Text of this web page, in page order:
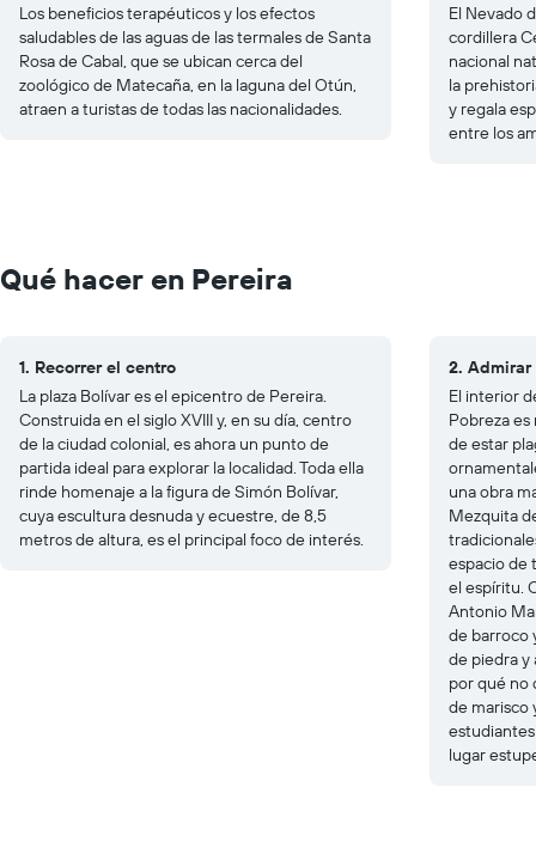
Los beneficios terapéuticos y los efectos
saludables de las aguas de las termales de Santa
Rosa de Cabal, que se ubican cerca del
zoológico de Matecaña, en la laguna del Otún,
atraen a turistas de todas las nacionalidades.
El Nevado
cordillera
nacional
la
y regala
entre los
Qué hacer en Pereira
1. Recorrer el centro
La plaza Bolívar es el epicentro de Pereira.
Construida en el siglo XVIII y, en su día, centro
de la ciudad colonial, es ahora un punto de
partida ideal para explorar la localidad. Toda ella
rinde homenaje a la figura de Simón Bolívar,
cuya escultura desnuda y ecuestre, de 8,5
metros de altura, es el principal foco de interés.
2.
El interior
Pobreza
de estar
una obra
Mezquita
espacio de
el espíritu.
Antonio
de barroco
de piedra y
por qué no
de marisco
lugar